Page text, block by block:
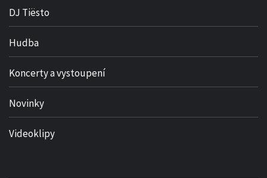
DJ Tiësto
Hudba
Koncerty a vystoupení
Novinky
Videoklipy